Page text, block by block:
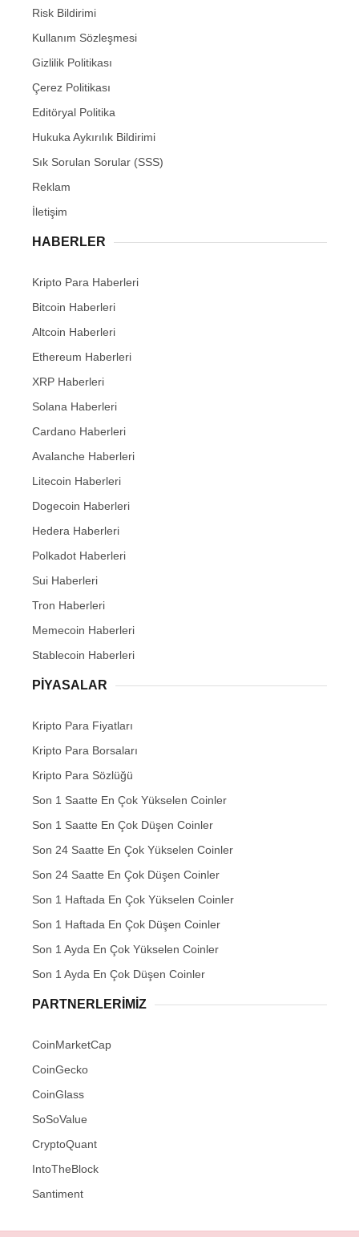
Risk Bildirimi
Kullanım Sözleşmesi
Gizlilik Politikası
Çerez Politikası
Editöryal Politika
Hukuka Aykırılık Bildirimi
Sık Sorulan Sorular (SSS)
Reklam
İletişim
HABERLER
Kripto Para Haberleri
Bitcoin Haberleri
Altcoin Haberleri
Ethereum Haberleri
XRP Haberleri
Solana Haberleri
Cardano Haberleri
Avalanche Haberleri
Litecoin Haberleri
Dogecoin Haberleri
Hedera Haberleri
Polkadot Haberleri
Sui Haberleri
Tron Haberleri
Memecoin Haberleri
Stablecoin Haberleri
PIYASALAR
Kripto Para Fiyatları
Kripto Para Borsaları
Kripto Para Sözlüğü
Son 1 Saatte En Çok Yükselen Coinler
Son 1 Saatte En Çok Düşen Coinler
Son 24 Saatte En Çok Yükselen Coinler
Son 24 Saatte En Çok Düşen Coinler
Son 1 Haftada En Çok Yükselen Coinler
Son 1 Haftada En Çok Düşen Coinler
Son 1 Ayda En Çok Yükselen Coinler
Son 1 Ayda En Çok Düşen Coinler
PARTNERLERIMIZ
CoinMarketCap
CoinGecko
CoinGlass
SoSoValue
CryptoQuant
IntoTheBlock
Santiment